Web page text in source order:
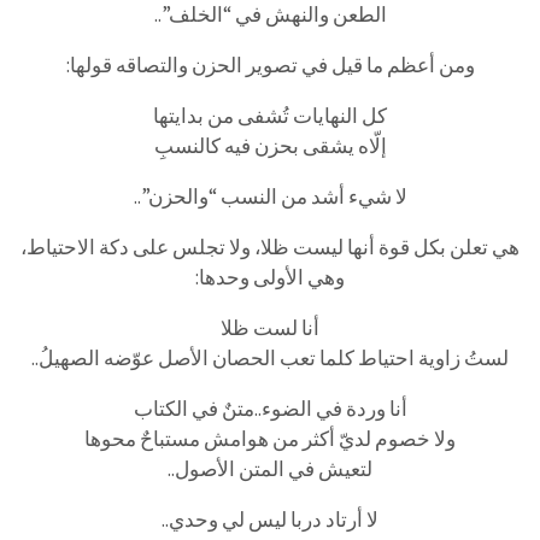
الطعن والنهش في “الخلف”..
ومن أعظم ما قيل في تصوير الحزن والتصاقه قولها:
كل النهايات تُشفى من بدايتها
إلّاه يشقى بحزن فيه كالنسبِ
لا شيء أشد من النسب “والحزن”..
هي تعلن بكل قوة أنها ليست ظلا، ولا تجلس على دكة الاحتياط،
وهي الأولى وحدها:
أنا لست ظلا
لستُ زاوية احتياط كلما تعب الحصان الأصل عوّضه الصهيلُ..
أنا وردة في الضوء..متنٌ في الكتاب
ولا خصوم لديّ أكثر من هوامش مستباحٌ محوها
لتعيش في المتن الأصول..
لا أرتاد دربا ليس لي وحدي..